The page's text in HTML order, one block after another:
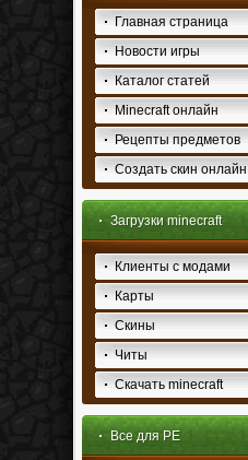
Главная страница
Новости игры
Каталог статей
Minecraft онлайн
Рецепты предметов
Создать скин онлайн
Загрузки minecraft
Клиенты с модами
Карты
Скины
Читы
Скачать minecraft
Все для PE